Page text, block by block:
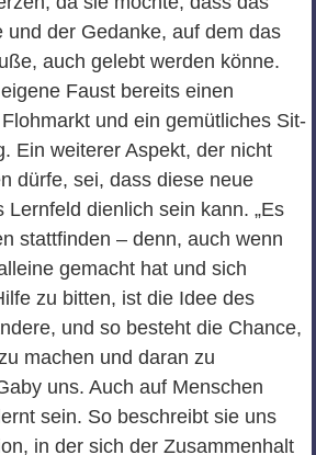
und der Gedanke, auf dem das
auch gelebt werden könne.
Faust bereits einen
und ein gemütliches Sit-
Ein weiterer Aspekt, der nicht
dürfe, sei, dass diese neue
Lernfeld dienlich sein kann. „Es
stattfinden – denn, auch wenn
gemacht hat und sich
zu bitten, ist die Idee des
und so besteht die Chance,
machen und daran zu
uns. Auch auf Menschen
sein. So beschreibt sie uns
in der sich der Zusammenhalt